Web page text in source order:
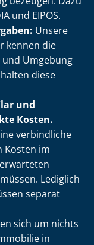
und EIPOS.
Unsere
kennen die
und Umgebung
diese
und
Kosten.
verbindliche
Kosten im
Lediglich
separat
sich um nichts
in